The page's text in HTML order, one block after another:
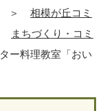
＞
相模が丘コミ
まちづくり・コミ
ー料理教室「おい